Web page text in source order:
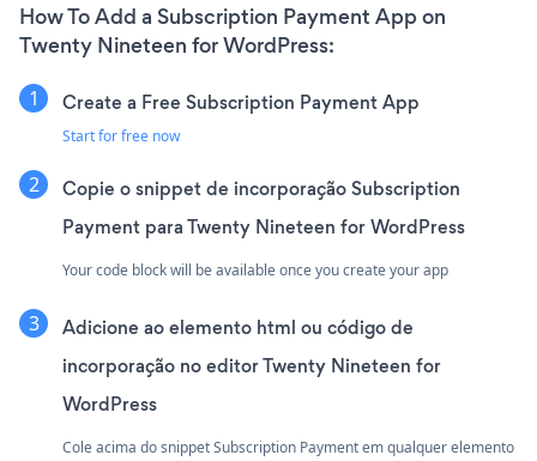
How To Add a Subscription Payment App on
Twenty Nineteen for WordPress:
Create a Free Subscription Payment App
Start for free now
Copie o snippet de incorporação Subscription
Payment para Twenty Nineteen for WordPress
Your code block will be available once you create your app
Adicione ao elemento html ou código de
incorporação no editor Twenty Nineteen for
WordPress
Cole acima do snippet Subscription Payment em qualquer elemento